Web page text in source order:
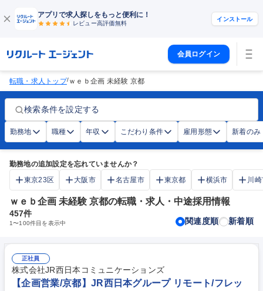
アプリで求人探しをもっと便利に！
レビュー高評価無料
インストール
会員ログイン
転職・求人トップ/ｗｅｂ企画 未経験 京都
検索条件を設定する
勤務地 職種 年収 こだわり条件 雇用形態 新着のみ
勤務地の追加設定を忘れていませんか？
東京23区
大阪市 名古屋市 東京都 横浜市 川
ｗｅｂ企画 未経験 京都の転職・求人・中途採用情報
457件
1〜100件目を表示中 関連度順 新着順
正社員
株式会社JR西日本コミュニケーションズ
【企画営業/京都】JR西日本グループ リモート/フレッ